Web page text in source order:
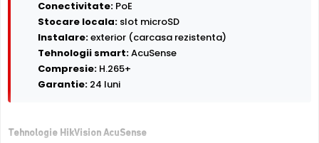
Conectivitate: PoE
Stocare locala: slot microSD
Instalare:exterior (carcasa rezistenta)
Tehnologii smart:AcuSense
Compresie: H.265+
Garantie: 24 luni
Tehnologie HikVision AcuSense